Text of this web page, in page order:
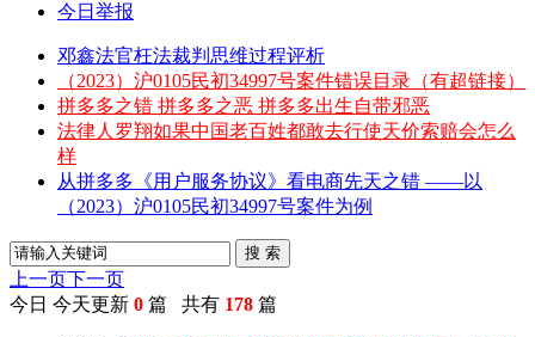
今日举报
邓鑫法官枉法裁判思维过程评析
（2023）沪0105民初34997号案件错误目录（有超链接）
拼多多之错 拼多多之恶 拼多多出生自带邪恶
法律人罗翔如果中国老百姓都敢去行使天价索赔会怎么
样
从拼多多《用户服务协议》看电商先天之错 ——以
（2023）沪0105民初34997号案件为例
搜 索
上一页下一页
今日 今天更新 0 篇 共有 178 篇